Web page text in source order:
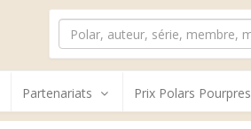
Partenariats Prix Polars Pourpres